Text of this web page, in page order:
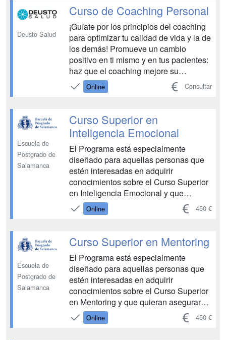
correctivos, generativos y evolutivos en
nuestra mente y nos dirige hacia un
estado mental...
Deusto Salud
Curso de Coaching Personal
¡Guíate por los principios del coaching
para optimizar tu calidad de vida y la de
los demás! Promueve un cambio
positivo en ti mismo y en tus pacientes:
haz que el coaching mejore su
bienestar con una formación a la altura.
El Curso de Coaching Personal de
para transformar tus objetivos en logros.
Deja atrás l...
Online Consultar
Escuela de
Postgrado de
Salamanca
Curso Superior en
Inteligencia Emocional
El Programa está especialmente
diseñado para aquellas personas que
estén interesadas en adquirir
conocimientos sobre el Curso Superior
en Inteligencia Emocional y que
quieran asegurarse un recorrido
ascendente en esta área, con una
competencias. Permite conocer sobre
las bases de la inteligencia y del
desar...
Online 450 €
Escuela de
Postgrado de
Salamanca
Curso Superior en Mentoring
El Programa está especialmente
diseñado para aquellas personas que
estén interesadas en adquirir
conocimientos sobre el Curso Superior
en Mentoring y que quieran asegurarse
un recorrido ascendente en esta área,
con una especial elevación y
Online 450 €